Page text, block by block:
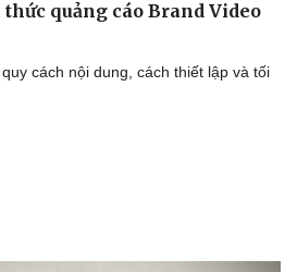
quảng cáo Brand Video
cách nội dung, cách thiết lập và tối